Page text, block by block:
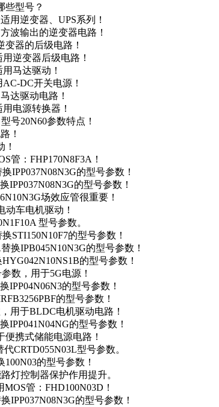
些型号？
用逆变器、UPS系列！
波输出的逆变器电路！
器的后级电路！
逆变器后级电路！
马达驱动！
DC开关电源！
达驱动电路！
电源转换器！
号20N60参数特点！
！
管：FHP170N8F3A！
IPP037N08N3G的型号参数！
IPP037N08N3G的型号参数！
场效应管很重要！
动车电机驱动！
型号参数。
STI150N10F7的型号参数！
换IPB045N10N3G的型号参数！
的型号参数！
数，用于5G电源！
IPP04N06N3的型号参数！
的型号参数！
用于BLDC电机驱动电路！
IPP041N04NG的型号参数！
便携式储能电源电路！
CRTD055N03L型号参数。
的型号参数！
灯控制器保护作用提升。
管：FHD100N03D！
IPP037N08N3G的型号参数！